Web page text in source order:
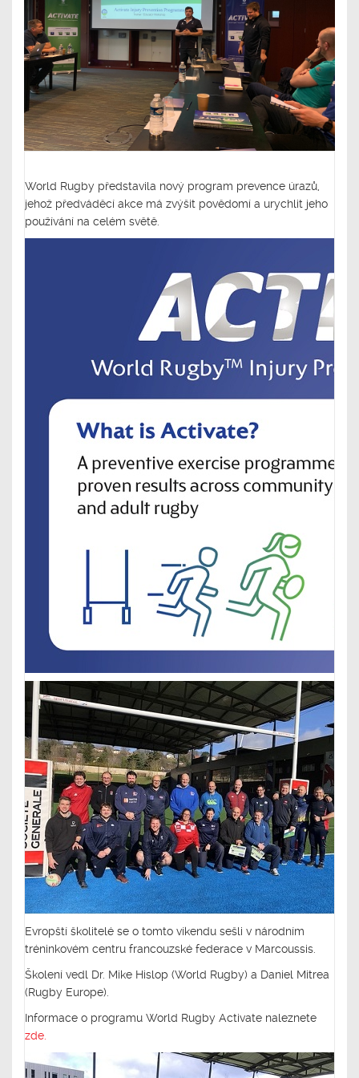
World Rugby představila nový program prevence úrazů,
jehož předváděcí akce má zvýšit povědomí a urychlit jeho
používání na celém světě.
Evropští školitelé se o tomto víkendu sešli v národním
tréninkovém centru francouzské federace v Marcoussis.
Školení vedl Dr. Mike Hislop (World Rugby) a Daniel Mitrea
(Rugby Europe).
Informace o programu World Rugby Activate naleznete
zde.